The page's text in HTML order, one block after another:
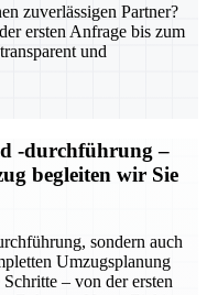
zuverlässigen Partner?
ersten Anfrage bis zum
und
-durchführung –
begleiten wir Sie
sondern auch
Umzugsplanung
– von der ersten